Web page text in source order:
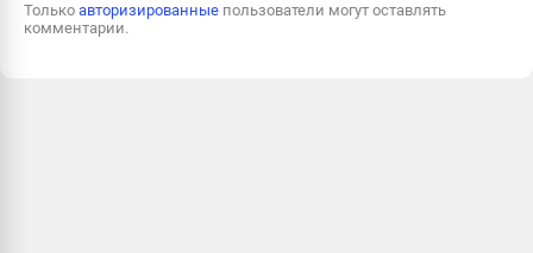
Только авторизированные пользователи могут оставлять
комментарии.